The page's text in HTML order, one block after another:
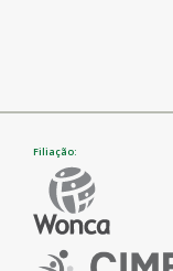
Filiação: